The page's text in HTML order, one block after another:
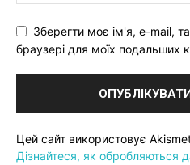
Зберегти моє ім'я, e-mail,
браузері для моїх подальших
Цей сайт використовує
Дізнайтеся, як обробляються